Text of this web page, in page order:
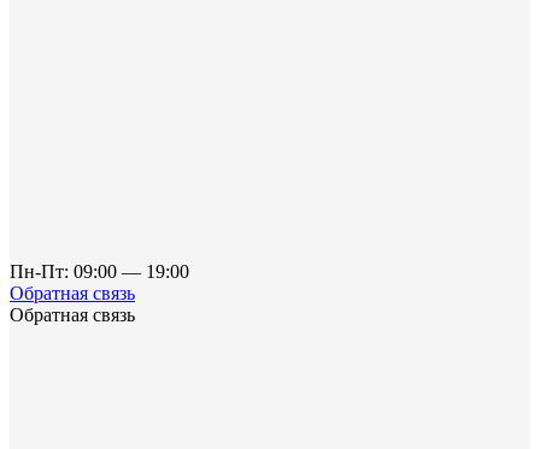
Пн-Пт: 09:00 — 19:00
Обратная связь
Обратная связь